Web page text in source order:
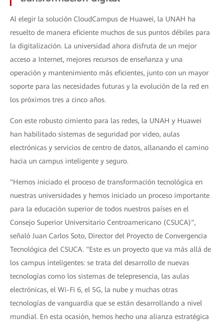
Al elegir la solución CloudCampus de Huawei, la UNAH ha
resuelto de manera eficiente muchos de sus puntos débiles para
la digitalización. La universidad ahora disfruta de un mejor
acceso a Internet, mejores recursos de enseñanza y una
operación y mantenimiento más eficientes, junto con un mayor
soporte para las necesidades futuras y la evolución de la red en
los próximos tres a cinco años.
Con este robusto cimiento para las redes, la UNAH y Huawei
han habilitado sistemas de seguridad por video, aulas
electrónicas y servicios de centro de datos, allanando el camino
hacia un campus inteligente y seguro.
"Hemos iniciado el proceso de transformación tecnológica en
nuestras universidades y hemos iniciado un proceso importante
para la educación superior de todos nuestros países en el
Consejo Superior Universitario Centroamericano (CSUCA)",
señaló Juan Carlos Soto, Director del Proyecto de Convergencia
Tecnológica del CSUCA. "Este es un proyecto que va más allá de
los campus inteligentes: se trata del desarrollo de nuevas
tecnologías como los sistemas de telepresencia, las aulas
electrónicas, el Wi-Fi 6, el 5G, la nube y muchas otras
tecnologías de vanguardia que se están desarrollando a nivel
mundial. En esta ocasión, hemos hecho una alianza estratégica